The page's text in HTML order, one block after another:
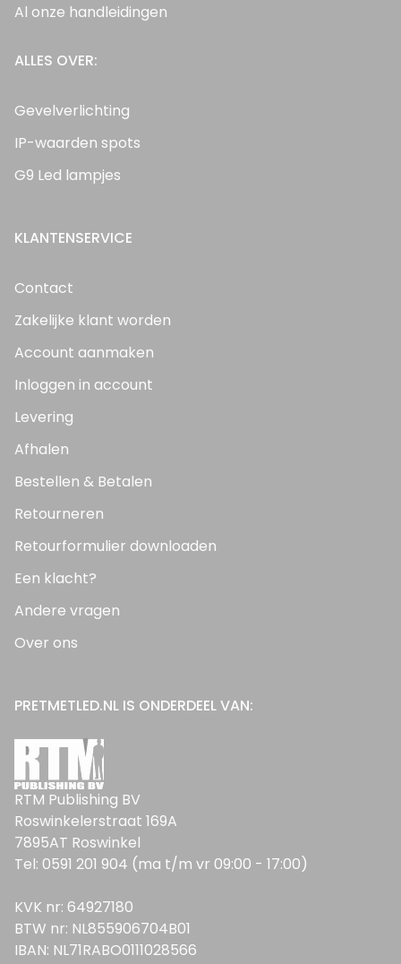
Al onze handleidingen
ALLES OVER:
Gevelverlichting
IP-waarden spots
G9 Led lampjes
KLANTENSERVICE
Contact
Zakelijke klant worden
Account aanmaken
Inloggen in account
Levering
Afhalen
Bestellen & Betalen
Retourneren
Retourformulier downloaden
Een klacht?
Andere vragen
Over ons
PRETMETLED.NL IS ONDERDEEL VAN:
RTM Publishing BV
Roswinkelerstraat 169A
7895AT Roswinkel
Tel: 0591 201 904 (ma t/m vr 09:00 - 17:00)
KVK nr: 64927180
BTW nr: NL855906704B01
IBAN: NL71RABO0111028566